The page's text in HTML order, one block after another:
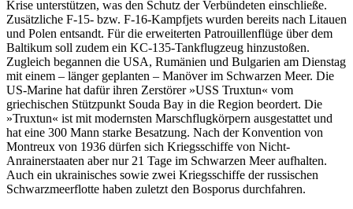
Krise unterstützen, was den Schutz der Verbündeten einschließe.
Zusätzliche F-15- bzw. F-16-Kampfjets wurden bereits nach Litauen
und Polen entsandt. Für die erweiterten Patrouillenflüge über dem
Baltikum soll zudem ein KC-135-Tankflugzeug hinzustoßen.
Zugleich begannen die USA, Rumänien und Bulgarien am Dienstag
mit einem – länger geplanten – Manöver im Schwarzen Meer. Die
US-Marine hat dafür ihren Zerstörer »USS Truxtun« vom
griechischen Stützpunkt Souda Bay in die Region beordert. Die
»Truxtun« ist mit modernsten Marschflugkörpern ausgestattet und
hat eine 300 Mann starke Besatzung. Nach der Konvention von
Montreux von 1936 dürfen sich Kriegsschiffe von Nicht-
Anrainerstaaten aber nur 21 Tage im Schwarzen Meer aufhalten.
Auch ein ukrainisches sowie zwei Kriegsschiffe der russischen
Schwarzmeerflotte haben zuletzt den Bosporus durchfahren.